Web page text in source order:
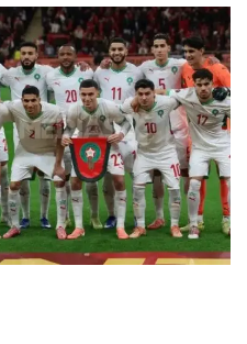
س
ل
ب
ر
ي
د
ا
إ
ل
ك